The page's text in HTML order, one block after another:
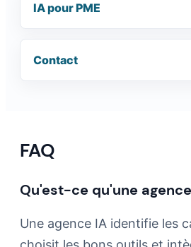
IA pour PME
Contact
FAQ
Qu'est-ce qu'une
Une agence IA identifie les